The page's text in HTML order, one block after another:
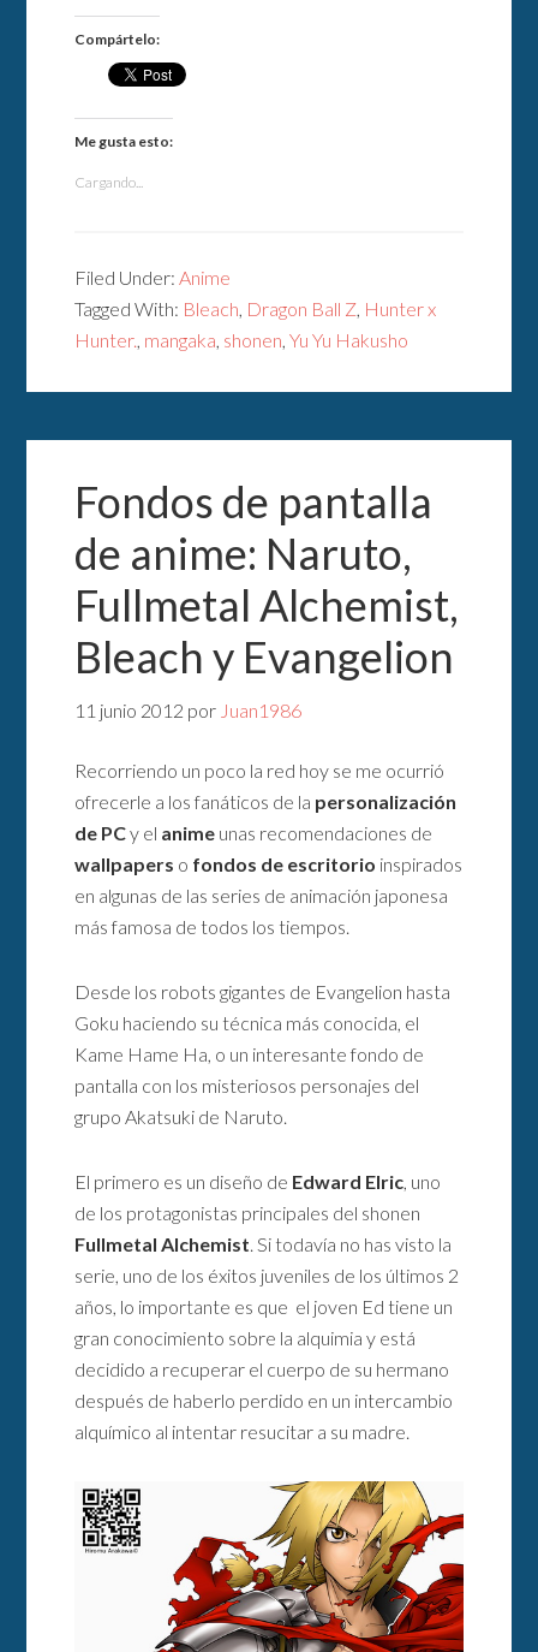
Compártelo:
Me gusta esto:
Cargando...
Filed Under:Anime
Tagged With: Bleach, Dragon Ball Z, Hunter x
Hunter., mangaka, shonen,Yu Yu Hakusho
Fondos de pantalla
de anime: Naruto,
Fullmetal Alchemist,
Bleach y Evangelion
11 junio 2012 por Juan1986
Recorriendo un poco la red hoy se me ocurrió
ofrecerle a los fanáticos de la personalización
de PCy el anime unas recomendaciones de
wallpapers o fondos de escritorio inspirados
en algunas de las series de animación japonesa
más famosa de todos los tiempos.
Desde los robots gigantes de Evangelion hasta
Goku haciendo su técnica más conocida, el
Kame Hame Ha, o un interesante fondo de
pantalla con los misteriosos personajes del
grupo Akatsuki de Naruto.
El primero es un diseño de Edward Elric, uno
de los protagonistas principales del shonen
Fullmetal Alchemist. Si todavía no has visto la
serie, uno de los éxitos juveniles de los últimos 2
años, lo importante es que el joven Ed tiene un
gran conocimiento sobre la alquimia y está
decidido a recuperar el cuerpo de su hermano
después de haberlo perdido en un intercambio
alquímico al intentar resucitar a su madre.